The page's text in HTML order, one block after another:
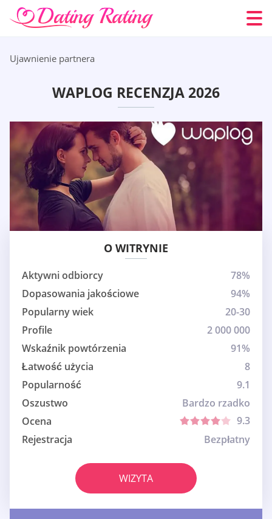
Ujawnienie partnera
WAPLOG RECENZJA 2026
O WITRYNIE
Aktywni odbiorcy
78%
Dopasowania jakościowe
94%
Popularny wiek
20-30
Profile
2 000 000
Wskaźnik powtórzenia
91%
Łatwość użycia
8
Popularność
9.1
Oszustwo
Bardzo rzadko
Ocena
9.3
Rejestracja
Bezpłatny
WIZYTA